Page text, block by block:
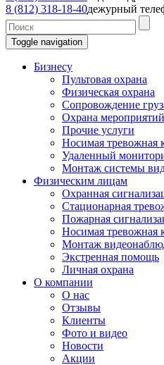
8 (812) 318-18-40дежурный
Toggle navigation
Бизнесу
Пультовая охрана
Физическая охрана
Сопровождение
Охрана мероприятий
Прочие услуги
Носимая тревожная
Удаленный
Монтаж системы
Физическим лицам
Охранная
Стационарная
Пожарная
Носимая тревожная
Монтаж
Экстренная помощь
Личная охрана
О компании
О нас
Отзывы
Клиенты
Фото и видео
Новости
Акции